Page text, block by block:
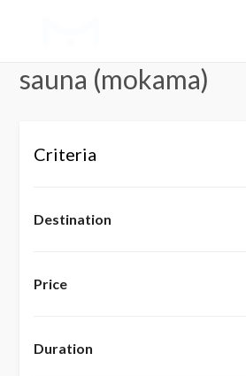
sauna (mokama)
Criteria
Destination
Price
Duration